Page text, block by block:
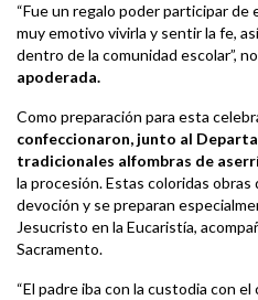
“Fue un regalo poder participar
muy emotivo vivirla y sentir la fe,
dentro de la comunidad escolar”,
apoderada.
Como preparación para esta
confeccionaron, junto al
tradicionales alfombras de
la procesión. Estas coloridas
devoción y se preparan
Jesucristo en la Eucaristía,
Sacramento.
“El padre iba con la custodia con